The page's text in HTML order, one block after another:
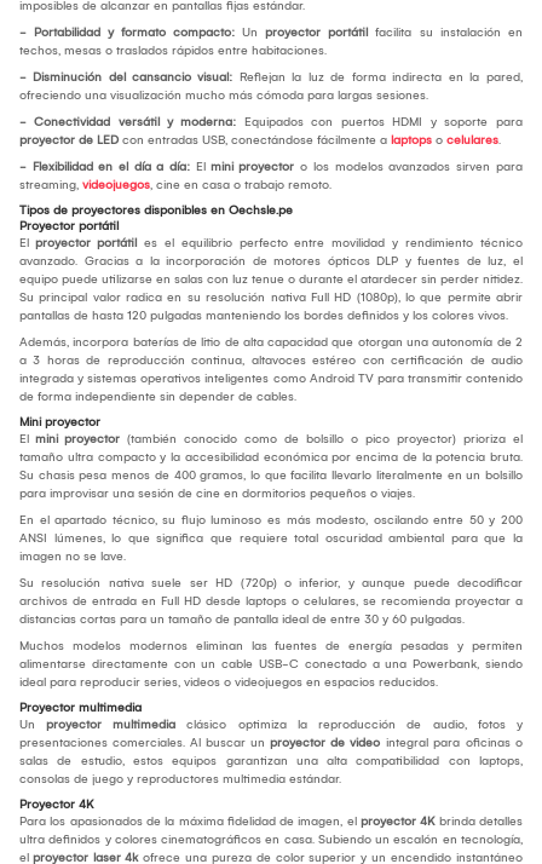
imposibles de alcanzar en pantallas fijas estándar.
- Portabilidad y formato compacto: Un proyector portátil facilita su instalación en
techos, mesas o traslados rápidos entre habitaciones.
- Disminución del cansancio visual: Reflejan la luz de forma indirecta en la pared,
ofreciendo una visualización mucho más cómoda para largas sesiones.
- Conectividad versátil y moderna: Equipados con puertos HDMI y soporte para
proyector de LED con entradas USB, conectándose fácilmente a laptops o celulares.
- Flexibilidad en el día a día: El mini proyector o los modelos avanzados sirven para
streaming, videojuegos, cine en casa o trabajo remoto.
Tipos de proyectores disponibles en Oechsle.pe
Proyector portátil
El proyector portátil es el equilibrio perfecto entre movilidad y rendimiento técnico
avanzado. Gracias a la incorporación de motores ópticos DLP y fuentes de luz, el
equipo puede utilizarse en salas con luz tenue o durante el atardecer sin perder nitidez.
Su principal valor radica en su resolución nativa Full HD (1080p), lo que permite abrir
pantallas de hasta 120 pulgadas manteniendo los bordes definidos y los colores vivos.
Además, incorpora baterías de litio de alta capacidad que otorgan una autonomía de 2
a 3 horas de reproducción continua, altavoces estéreo con certificación de audio
integrada y sistemas operativos inteligentes como Android TV para transmitir contenido
de forma independiente sin depender de cables.
Mini proyector
El mini proyector (también conocido como de bolsillo o pico proyector) prioriza el
tamaño ultra compacto y la accesibilidad económica por encima de la potencia bruta.
Su chasis pesa menos de 400 gramos, lo que facilita llevarlo literalmente en un bolsillo
para improvisar una sesión de cine en dormitorios pequeños o viajes.
En el apartado técnico, su flujo luminoso es más modesto, oscilando entre 50 y 200
ANSI lúmenes, lo que significa que requiere total oscuridad ambiental para que la
imagen no se lave.
Su resolución nativa suele ser HD (720p) o inferior, y aunque puede decodificar
archivos de entrada en Full HD desde laptops o celulares, se recomienda proyectar a
distancias cortas para un tamaño de pantalla ideal de entre 30 y 60 pulgadas.
Muchos modelos modernos eliminan las fuentes de energía pesadas y permiten
alimentarse directamente con un cable USB-C conectado a una Powerbank, siendo
ideal para reproducir series, videos o videojuegos en espacios reducidos.
Proyector multimedia
Un proyector multimedia clásico optimiza la reproducción de audio, fotos y
presentaciones comerciales. Al buscar un proyector de video integral para oficinas o
salas de estudio, estos equipos garantizan una alta compatibilidad con laptops,
consolas de juego y reproductores multimedia estándar.
Proyector 4K
Para los apasionados de la máxima fidelidad de imagen, el proyector 4Kbrinda detalles
ultra definidos y colores cinematográficos en casa. Subiendo un escalón en tecnología,
el proyector laser 4kofrece una pureza de color superior y un encendido instantáneo